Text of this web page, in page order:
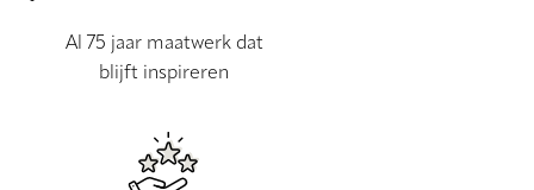
Al 75 jaar maatwerk dat
blijft inspireren